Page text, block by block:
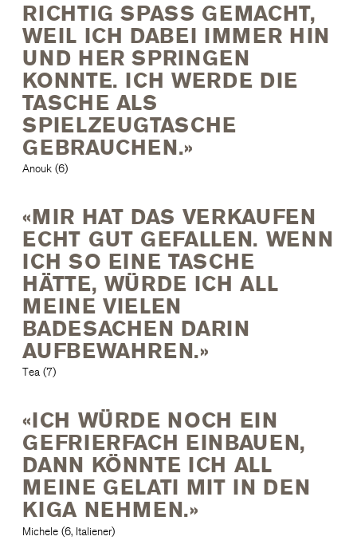
RICHTIG SPASS GEMACHT,
WEIL ICH DABEI IMMER HIN
UND HER SPRINGEN
KONNTE. ICH WERDE DIE
TASCHE ALS
SPIELZEUGTASCHE
GEBRAUCHEN.»
Anouk (6)
«MIR HAT DAS VERKAUFEN
ECHT GUT GEFALLEN. WENN
ICH SO EINE TASCHE
HÄTTE, WÜRDE ICH ALL
MEINE VIELEN
BADESACHEN DARIN
AUFBEWAHREN.»
Tea (7)
«ICH WÜRDE NOCH EIN
GEFRIERFACH EINBAUEN,
DANN KÖNNTE ICH ALL
MEINE GELATI MIT IN DEN
KIGA NEHMEN.»
Michele (6, Italiener)